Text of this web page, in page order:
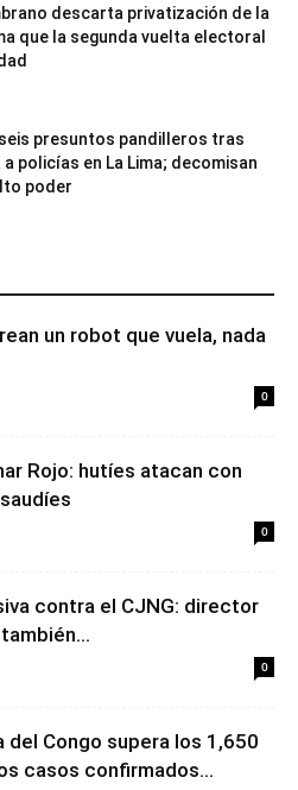
descarta privatización de la
que la segunda vuelta electoral
presuntos pandilleros tras
policías en La Lima; decomisan
poder
un robot que vuela, nada
0
Rojo: hutíes atacan con
0
contra el CJNG: director
0
Congo supera los 1,650
casos confirmados...